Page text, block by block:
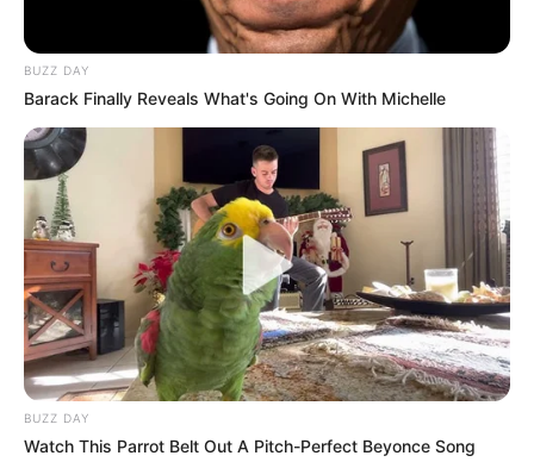
UNIRSE AL CANAL DE WHATSAPP
Durante este año nueve mujeres han sido asesinadas en
Medellín, el más reciente caso tiene conmocionada a la
comunidad de
San Antonio de Prado luego de hallar
muerte de varios disparos a Yuliana Catherine Vargas
Giraldo, de 35 años
Lea también:Alerta roja en Robledo Kennedy por
creciente de la quebrada la cantera
En un aparente ataque de celos, el hombre habría
disparado en repetidas ocasiones contra Yuliana. Al verse
acorralado por la presencia policial, el agresor tomó la
fatal decisión de quitarse la vida.
BUZZ DAY
Barack Finally Reveals What's Going On With Michelle
BUZZ DAY
Watch This Parrot Belt Out A Pitch-Perfect Beyonce Song